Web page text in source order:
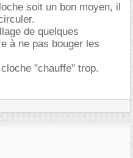
soit un bon moyen, il
de quelques
à ne pas bouger les
"chauffe" trop.